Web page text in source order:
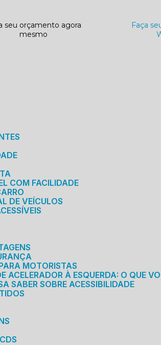
seu orçamento agora
mesmo
Faça
COM FACILIDADE
DE VEÍCULOS
MOTORISTAS
ACELERADOR À ESQUERDA: O QUE
SABER SOBRE ACESSIBILIDADE